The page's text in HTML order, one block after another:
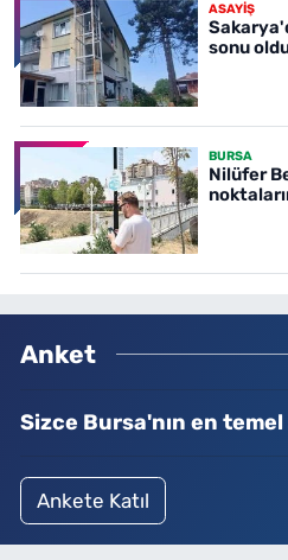
ASAYİŞ
sonu
BURSA
Nilüfer
Anket
Sizce Bursa'nın en
Ankete Katıl